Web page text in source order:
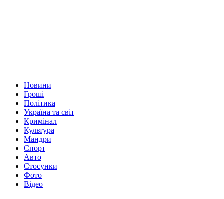
Новини
Гроші
Політика
Україна та світ
Кримінал
Культура
Мандри
Спорт
Авто
Стосунки
Фото
Відео